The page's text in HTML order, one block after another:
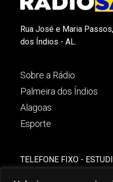
Rua José e Maria
dos Índios - AL.
Sobre a Rádio
Palmeira dos Índios
Alagoas
Esporte
TELEFONE FIXO -